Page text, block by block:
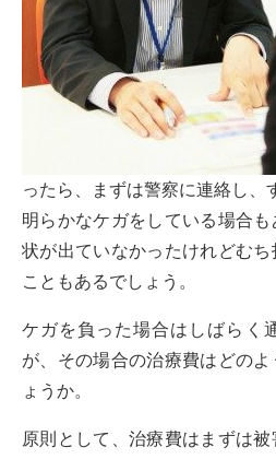
ったら、まずは警察に連絡し、
明らかなケガをしている場合
状が出ていなかったけれどむ
こともあるでしょう。
ケガを負った場合はしばらく
が、その場合の治療費はどの
ょうか。
原則として、治療費はまずは